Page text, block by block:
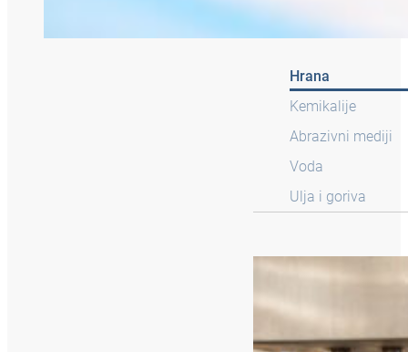
Hrana
Kemikalije
Abrazivni mediji
Voda
Ulja i goriva